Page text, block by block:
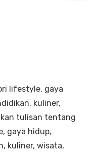
lifestyle, gaya
kuliner,
tulisan tentang
gaya hidup,
kuliner, wisata,